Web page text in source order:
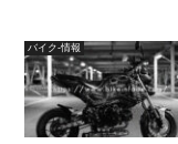
バイク-情報